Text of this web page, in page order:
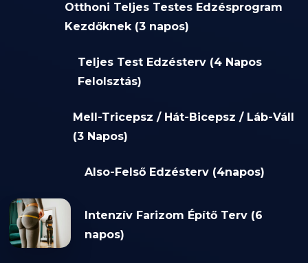
Otthoni Teljes Testes Edzésprogram
Kezdőknek (3 napos)
Teljes Test Edzésterv (4 Napos
Felolsztás)
Mell-Tricepsz / Hát-Bicepsz / Láb-Váll
(3 Napos)
Also-Felső Edzésterv (4napos)
Intenzív Farizom Építő Terv (6
napos)